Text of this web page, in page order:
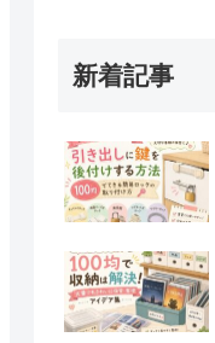
新着記事